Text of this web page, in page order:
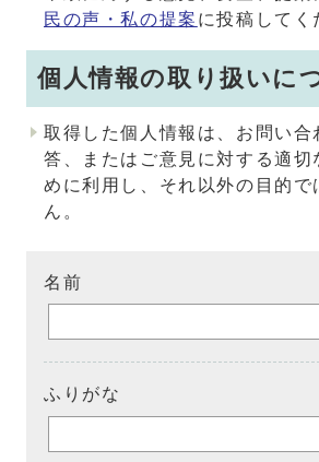
民の声・私の提案 に投稿してく
個人情報の取り扱いに
取得した個人情報は、お問い合
答、またはご意見に対する適切
めに利用し、それ以外の目的で
ん。
名前
ふりがな